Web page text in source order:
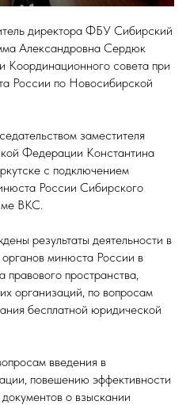
директора ФБУ Сибирский
Александровна Сердюк
Координационного совета при
России по Новосибирской
заместителя
Федерации Константина
с подключением
России Сибирского
ВКС.
результаты деятельности в
минюста России в
пространства,
организаций, по вопросам
бесплатной юридической
введения в
повешению эффективности
о взыскании